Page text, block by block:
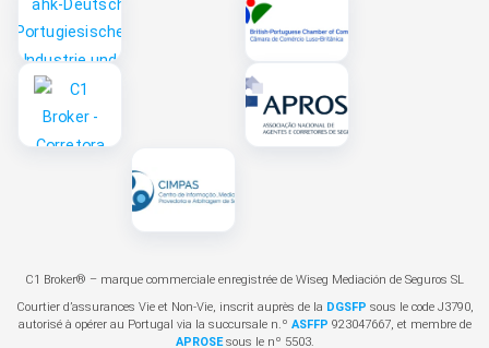
C1 Broker® – marque commerciale enregistrée de Wiseg Mediación de Seguros SL
Courtier d’assurances Vie et Non-Vie, inscrit auprès de la DGSFP sous le code J3790,
autorisé à opérer au Portugal via la succursale n.º ASFFP 923047667, et membre de
APROSEsous le nº 5503.